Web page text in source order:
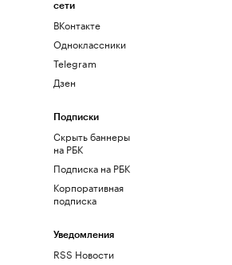
сети
ВКонтакте
Одноклассники
Telegram
Дзен
Подписки
Скрыть баннеры
на РБК
Подписка на РБК
Корпоративная
подписка
Уведомления
RSS Новости